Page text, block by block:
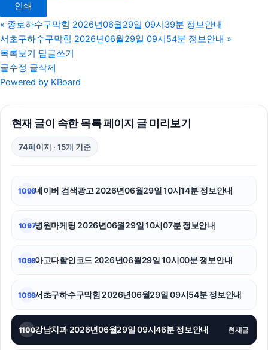
수원음주운전변호사
강아지보호소
동탄피부과
양천구하수구막힘
의정부형사전문변호사
인쇄
« 종로하수구막힘 2026년06월29일 09시39분 정보안내
서초구하수구막힘 2026년06월29일 09시54분 정보안내 »
목록보기 답글쓰기
글수정 글삭제
Powered by KBoard
현재 글이 속한 목록 페이지 글 미리보기
74페이지 · 15개 기준
1096네이버 검색광고 2026년06월29일 10시14분 정보안내
1097병원마케팅 2026년06월29일 10시07분 정보안내
1098아고다할인코드 2026년06월29일 10시00분 정보안내
1099서초구하수구막힘 2026년06월29일 09시54분 정보안내
1100강남치과 2026년06월29일 09시46분 정보안내 현재글